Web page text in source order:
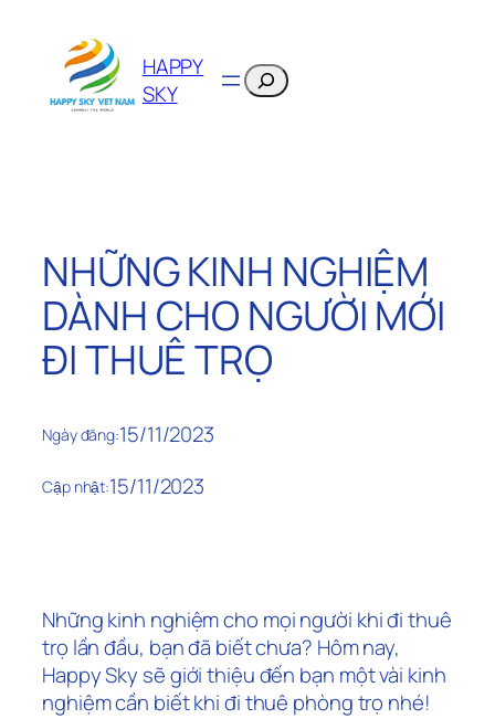
HAPPY
SKY
Search
NHỮNG KINH NGHIỆM
DÀNH CHO NGƯỜI MỚI
ĐI THUÊ TRỌ
Ngày đăng:15/11/2023
Cập nhật:15/11/2023
Những kinh nghiệm cho mọi người khi đi thuê
trọ lần đầu, bạn đã biết chưa? Hôm nay,
Happy Sky sẽ giới thiệu đến bạn một vài kinh
nghiệm cần biết khi đi thuê phòng trọ nhé!